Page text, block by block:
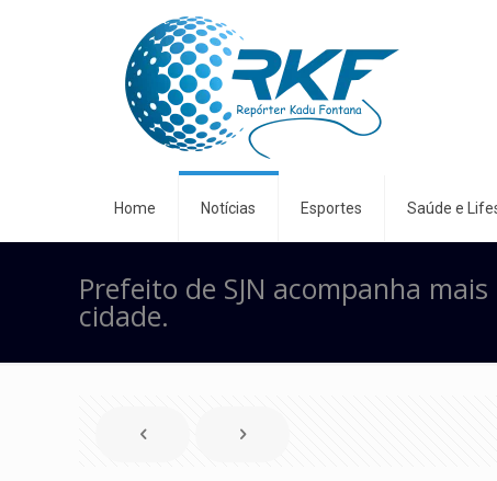
Home Notícias Esportes Saúde e
Prefeito de SJN acompanha
cidade.